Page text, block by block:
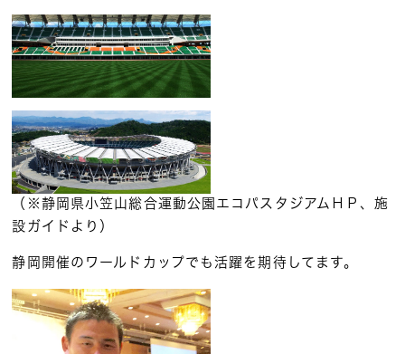
（※静岡県小笠山総合運動公園エコパスタジアムＨＰ、施
設ガイドより）
静岡開催のワールドカップでも活躍を期待してます。